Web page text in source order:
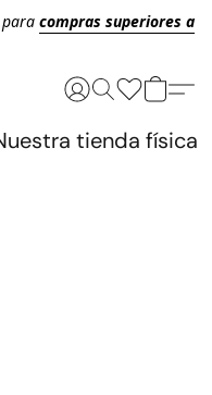
para compras superiores a
tienda física